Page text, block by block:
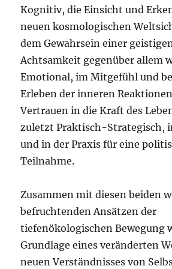
Kognitiv, die Einsicht und
neuen kosmologischen
dem Gewahrsein einer
Achtsamkeit gegenüber allem
Emotional, im Mitgefühl und
Erleben der inneren
Vertrauen in die Kraft des
zuletzt Praktisch-Strategisch,
und in der Praxis für eine
Teilnahme.
Zusammen mit diesen beiden
befruchtenden Ansätzen der
tiefenökologischen Bewegung
Grundlage eines veränderten
neuen Verständnisses von